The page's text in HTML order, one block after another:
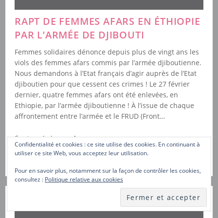
RAPT DE FEMMES AFARS EN ÉTHIOPIE
PAR L’ARMÉE DE DJIBOUTI
Femmes solidaires dénonce depuis plus de vingt ans les
viols des femmes afars commis par l’armée djiboutienne.
Nous demandons à l’Etat français d’agir auprès de l’Etat
djiboutien pour que cessent ces crimes ! Le 27 février
dernier, quatre femmes afars ont été enlevées, en
Ethiopie, par l’armée djiboutienne ! À l’issue de chaque
affrontement entre l’armée et le FRUD (Front…
Continuer La LectureRapt
De
Femmes
En
Éthiopie
Par
Publication
publiée :
5 mars 2024
Post
category:
Communiqués de presse
Confidentialité et cookies : ce site utilise des cookies. En continuant à
utiliser ce site Web, vous acceptez leur utilisation.
Pour en savoir plus, notamment sur la façon de contrôler les cookies,
consultez : Politique relative aux cookies